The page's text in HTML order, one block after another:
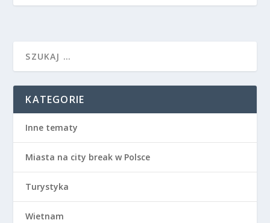
KATEGORIE
Inne tematy
Miasta na city break w Polsce
Turystyka
Wietnam